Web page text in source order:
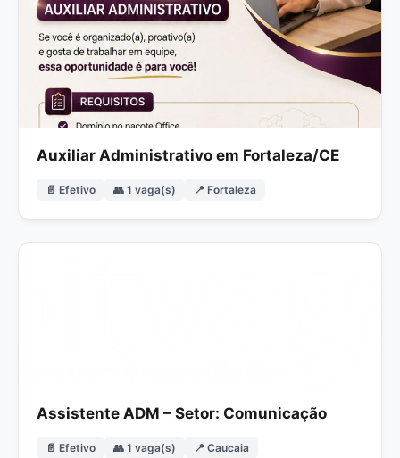
Auxiliar Administrativo em Fortaleza/CE
📄 Efetivo 👥 1 vaga(s) 📍 Fortaleza
Assistente ADM – Setor: Comunicação
📄 Efetivo 👥 1 vaga(s) 📍 Caucaia